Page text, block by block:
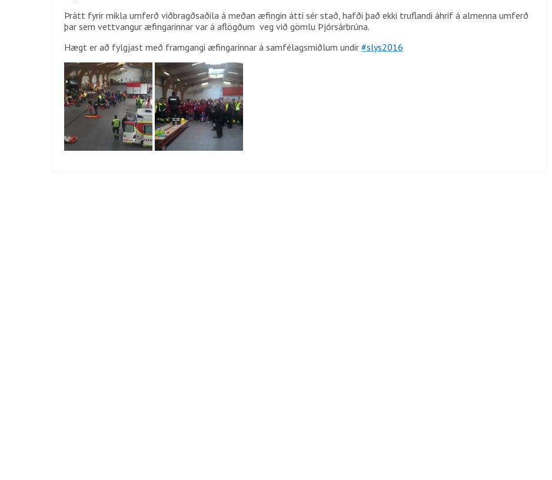
Þrátt fyrir mikla umferð viðbragðsaðila á meðan æfingin átti sér stað, hafði það ekki truflandi áhrif á almenna umferð
þar sem vettvangur æfingarinnar var á aflögðum veg við gömlu Þjórsárbrúna.
Hægt er að fylgjast með framgangi æfingarinnar á samfélagsmiðlum undir ‪#‎slys2016